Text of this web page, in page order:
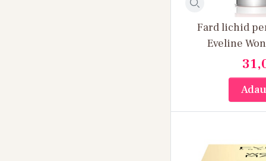
Fard lichid
Eveline